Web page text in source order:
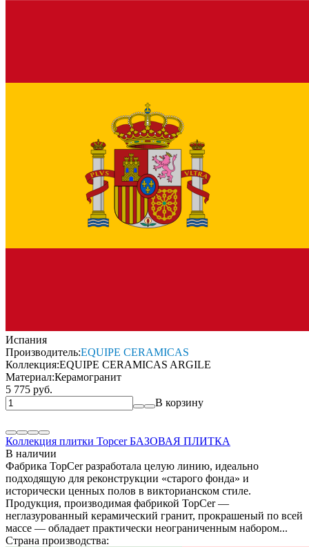
Испания
Производитель:EQUIPE CERAMICAS
Коллекция:EQUIPE CERAMICAS ARGILE
Материал:Керамогранит
5 775 руб.
В корзину
Коллекция плитки Topcer БAЗОВАЯ ПЛИТКА
В наличии
Фабрика TopCer разработала целую линию, идеально
подходящую для реконструкции «старого фонда» и
исторически ценных полов в викторианском стиле.
Продукция, производимая фабрикой TopCer —
неглазурованный керамический гранит, прокрашеный по всей
массе — обладает практически неограниченным набором...
Страна производства: